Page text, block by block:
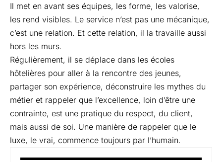
Il met en avant ses équipes, les forme, les valorise,
les rend visibles. Le service n’est pas une mécanique,
c’est une relation. Et cette relation, il la travaille aussi
hors les murs.
Régulièrement, il se déplace dans les écoles
hôtelières pour aller à la rencontre des jeunes,
partager son expérience, déconstruire les mythes du
métier et rappeler que l’excellence, loin d’être une
contrainte, est une pratique du respect, du client,
mais aussi de soi. Une manière de rappeler que le
luxe, le vrai, commence toujours par l’humain.